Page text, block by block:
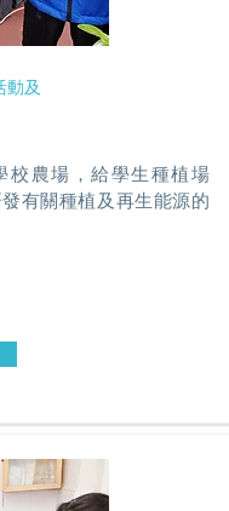
動及
校農場，給學生種植場
有關種植及再生能源的